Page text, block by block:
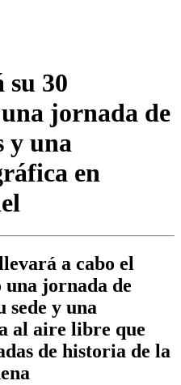
su 30
jornada de
y una
en
a cabo el
una jornada de
sede y una
al aire libre que
de historia de la